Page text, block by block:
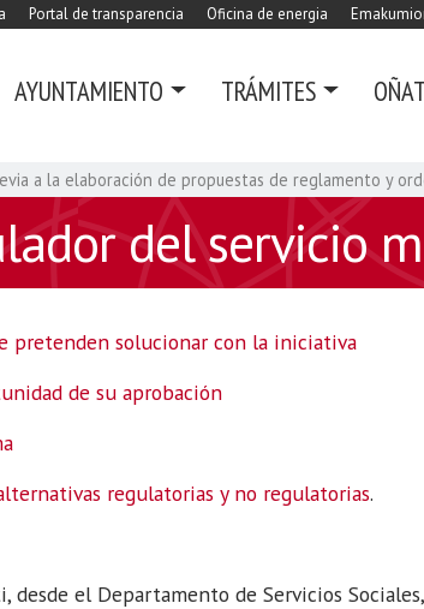
Portal de transparencia Oficina de energia
AYUNTAMIENTO TRÁMITES
a la elaboración de propuestas de reglamento y
del servicio
pretenden solucionar con la iniciativa
de su aprobación
regulatorias y no regulatorias.
desde el Departamento de Servicios